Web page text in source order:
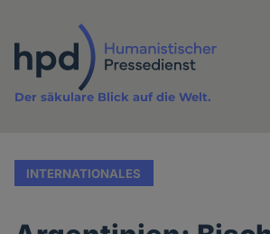
Inhalt
Der säkulare Blick auf die Welt.
INTERNATIONALES